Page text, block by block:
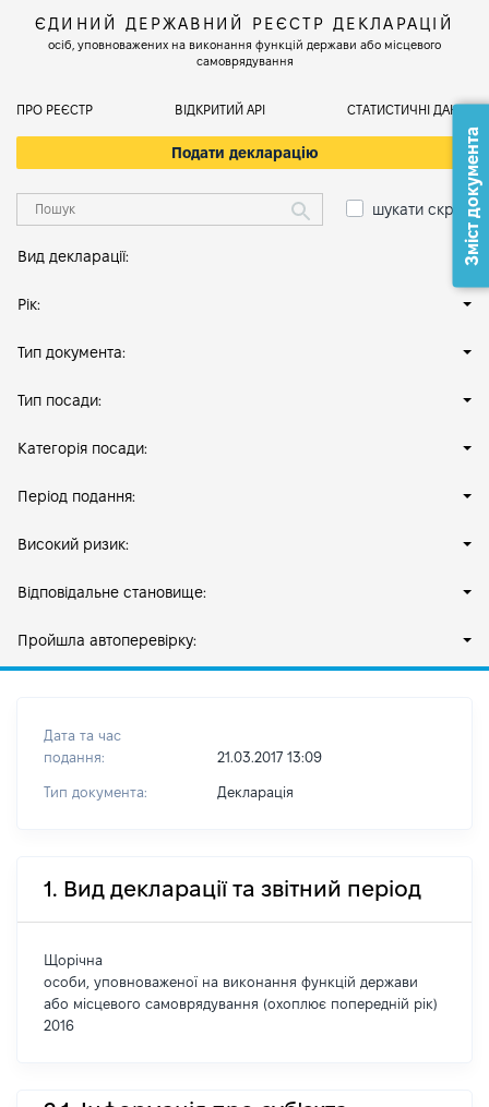
ЄДИНИЙ ДЕРЖАВНИЙ РЕЄСТР ДЕКЛАРАЦІЙ
осіб, уповноважених на виконання функцій держави або місцевого
самоврядування
ПРО РЕЄСТР ВІДКРИТИЙ АРІ СТАТИСТИЧНІ ДАНІ
Подати декларацію
шукати скрізь
Вид декларації:
Рік:
Тип документа:
Тип посади:
Категорія посади:
Період подання:
Високий ризик:
Відповідальне становище:
Пройшла автоперевірку:
Дата та час
подання:
21.03.2017 13:09
Тип документа: Декларація
1. Вид декларації та звітний період
Щорічна
особи, уповноваженої на виконання функцій держави
або місцевого самоврядування (охоплює попередній рік)
2016
Зміст документа